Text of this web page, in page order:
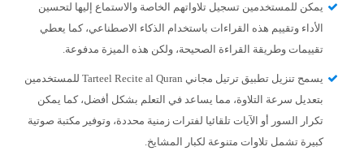
يمكن للمستخدمين تسجيل تلاواتهم الخاصة والاستماع إليها لتحسين
الأداء وتقييم هذه القراءات باستخدام الذكاء الاصطناعي، كما يعطي
تقييمات وطريقة القراءة الصحيحة، ولكن هذه الميزة مدفوعة.
يسمح تنزيل تطبيق ترتيل مجاني Tarteel Recite al Quran للمستخدمين
بتعديل سرعة التلاوة، مما يساعد في التعلم بشكل أفضل، كما يمكن
تكرار السور أو الآيات تلقائيا لفترات زمنية محددة، وتوفير مكتبة صوتية
كبيرة تشمل تلاوات متنوعة لكبار المشايخ.